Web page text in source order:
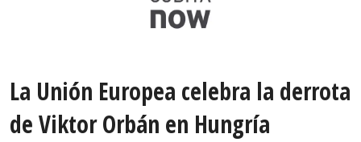
La Unión Europea celebra la derrota
de Viktor Orbán en Hungría